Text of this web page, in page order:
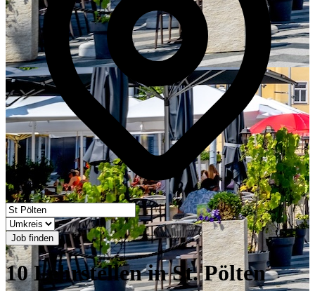
Job finden
10 Lehrstellen in St. Pölten